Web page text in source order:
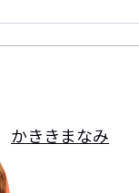
かききまなみ